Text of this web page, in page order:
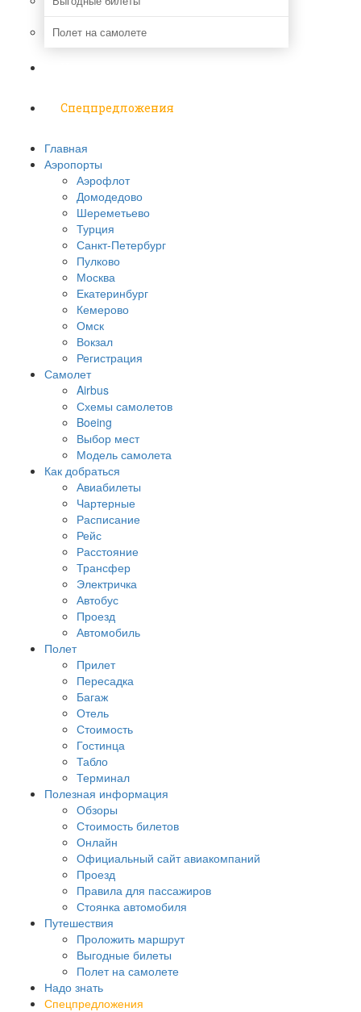
Полет на самолете
Спецпредложения
Главная
Аэропорты
Аэрофлот
Домодедово
Шереметьево
Турция
Санкт-Петербург
Пулково
Москва
Екатеринбург
Кемерово
Омск
Вокзал
Регистрация
Самолет
Airbus
Схемы самолетов
Boeing
Выбор мест
Модель самолета
Как добраться
Авиабилеты
Чартерные
Расписание
Рейс
Расстояние
Трансфер
Электричка
Автобус
Проезд
Автомобиль
Полет
Прилет
Пересадка
Багаж
Отель
Стоимость
Гостинца
Табло
Терминал
Полезная информация
Обзоры
Стоимость билетов
Онлайн
Официальный сайт авиакомпаний
Проезд
Правила для пассажиров
Стоянка автомобиля
Путешествия
Проложить маршрут
Выгодные билеты
Полет на самолете
Надо знать
Спецпредложения